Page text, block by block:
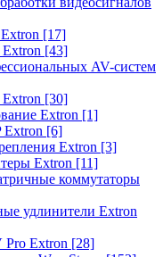
[17]
[43]
AV-систем
[30]
Extron [1]
[6]
Extron [3]
Extron [11]
коммутаторы
удлинители Extron
Extron [28]